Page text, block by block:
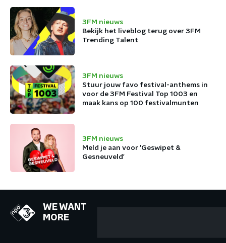
3FM nieuws
Bekijk het liveblog terug over 3FM
Trending Talent
3FM nieuws
Stuur jouw favo festival-anthems in
voor de 3FM Festival Top 1003 en
maak kans op 100 festivalmunten
3FM nieuws
Meld je aan voor 'Geswipet &
Gesneuveld'
WE WANT
MORE